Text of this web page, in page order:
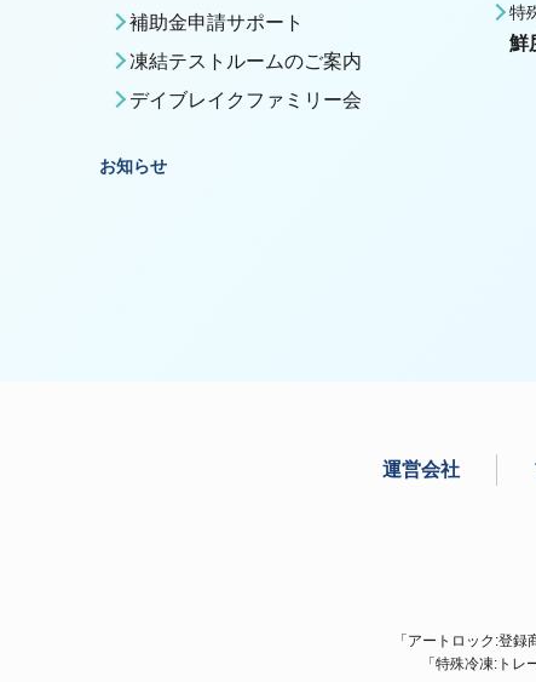
補助金申請サポート
凍結テストルームのご案内
デイブレイクファミリー会
お知らせ
特
鮮
運営会社
「アートロック:登
「特殊冷凍:ト